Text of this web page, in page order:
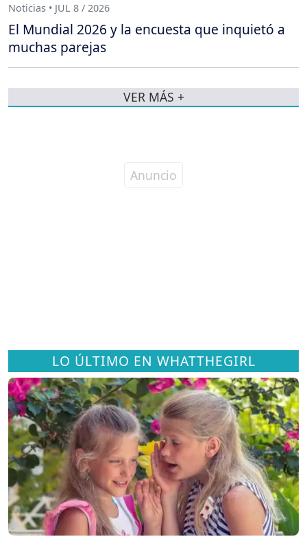
LO ÚLTIMO EN WHATTHEGIRL
Noticias • JUL 8 / 2026
El Mundial 2026 y la encuesta que inquietó a
muchas parejas
VER MÁS +